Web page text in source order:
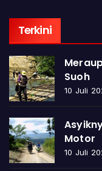
Terkini
Suoh
10 Juli
Motor
10 Juli